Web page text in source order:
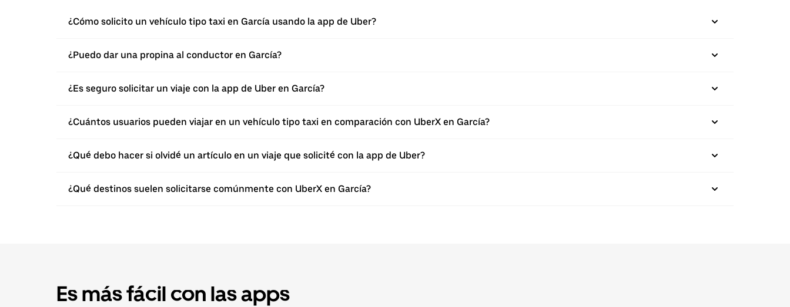
¿Cómo solicito un vehículo tipo taxi en García usando la app de Uber?
¿Puedo dar una propina al conductor en García?
¿Es seguro solicitar un viaje con la app de Uber en García?
¿Cuántos usuarios pueden viajar en un vehículo tipo taxi en comparación con UberX en García?
¿Qué debo hacer si olvidé un artículo en un viaje que solicité con la app de Uber?
¿Qué destinos suelen solicitarse comúnmente con UberX en García?
Es más fácil con las apps